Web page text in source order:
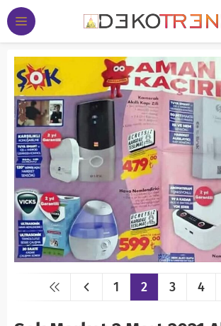
1 2 3 4